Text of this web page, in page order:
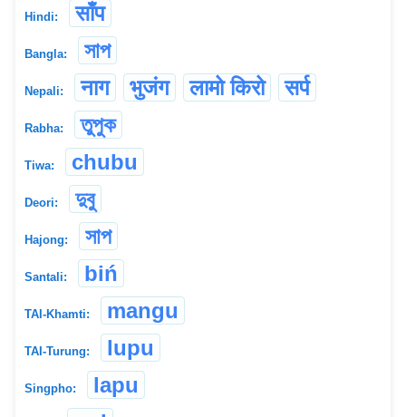
Hindi: साँप
Bangla: সাপ
Nepali: नाग भुजंग लामो किरो सर्प
Rabha: তুপুক
Tiwa: chubu
Deori: দুবু
Hajong: সাপ
Santali: biń
TAI-Khamti: mangu
TAI-Turung: lupu
Singpho:
lapu